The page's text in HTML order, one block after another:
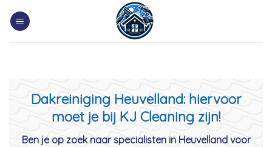
Dakreiniging Heuvelland: hiervoor
moet je bij KJ Cleaning zijn!
Ben je op zoek naar specialisten in Heuvelland voor